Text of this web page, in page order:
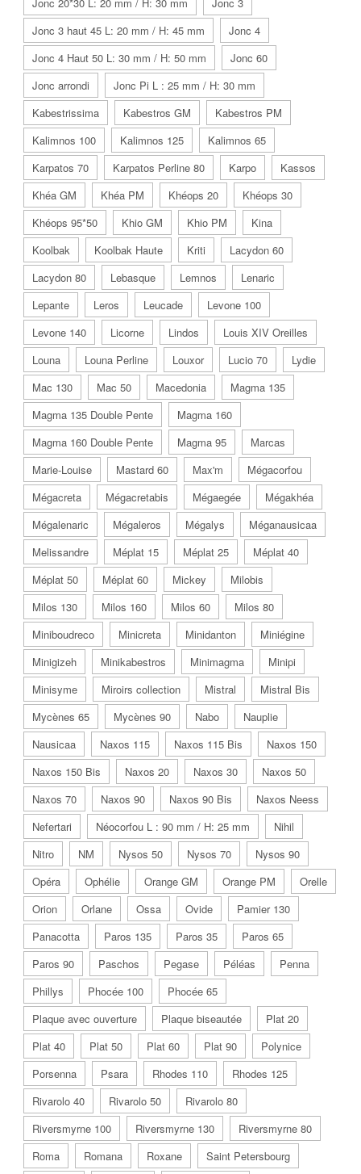
Jonc 3 haut 45 L: 20 mm / H: 45 mm
Jonc 4
Jonc 4 Haut 50 L: 30 mm / H: 50 mm
Jonc 60
Jonc arrondi
Jonc Pi L : 25 mm / H: 30 mm
Kabestrissima
Kabestros GM
Kabestros PM
Kalimnos 100
Kalimnos 125
Kalimnos 65
Karpatos 70
Karpatos Perline 80 Karpo
Kassos
Khéa GM
Khéa PM Khéops 20
Khéops 30
Khéops 95*50
Khio GM Khio PM
Kina
Koolbak
Koolbak Haute Kriti
Lacydon 60
Lacydon 80
Lebasque Lemnos
Lenaric
Lepante
Leros Leucade
Levone 100
Levone 140
Licorne Lindos
Louis XIV Oreilles
Louna
Louna Perline Louxor Lucio 70
Lydie
Mac 130
Mac 50 Macedonia
Magma 135
Magma 135 Double Pente
Magma 160
Magma 160 Double Pente
Magma 95
Marcas
Marie-Louise
Mastard 60 Max'm
Mégacorfou
Mégacreta
Mégacretabis Mégaegée
Mégakhéa
Mégalenaric
Mégaleros Mégalys
Méganausicaa
Melissandre
Méplat 15 Méplat 25
Méplat 40
Méplat 50
Méplat 60 Mickey
Milobis
Milos 130
Milos 160 Milos 60
Milos 80
Miniboudreco
Minicreta Minidanton
Miniégine
Minigizeh
Minikabestros Minimagma
Minipi
Minisyme
Miroirs collection Mistral
Mistral Bis
Mycènes 65
Mycènes 90 Nabo
Nauplie
Nausicaa
Naxos 115 Naxos 115 Bis
Naxos 150
Naxos 150 Bis
Naxos 20 Naxos 30
Naxos 50
Naxos 70
Naxos 90 Naxos 90 Bis
Naxos Neess
Nefertari
Néocorfou L : 90 mm / H: 25 mm
Nihil
Nitro
NM Nysos 50 Nysos 70
Nysos 90
Opéra
Ophélie Orange GM Orange PM
Orelle
Orion
Orlane Ossa Ovide
Pamier 130
Panacotta
Paros 135 Paros 35
Paros 65
Paros 90
Paschos Pegase Péléas
Penna
Phillys
Phocée 100
Phocée 65
Plaque avec ouverture
Plaque biseautée
Plat 20
Plat 40
Plat 50 Plat 60 Plat 90
Polynice
Porsenna
Psara Rhodes 110
Rhodes 125
Rivarolo 40
Rivarolo 50
Rivarolo 80
Riversmyrne 100
Riversmyrne 130
Riversmyrne 80
Roma
Romana Roxane
Saint Petersbourg